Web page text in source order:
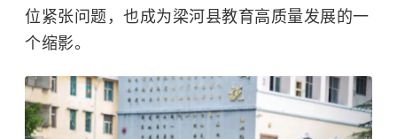
位紧张问题，也成为梁河县教育高质量发展的一
个缩影。